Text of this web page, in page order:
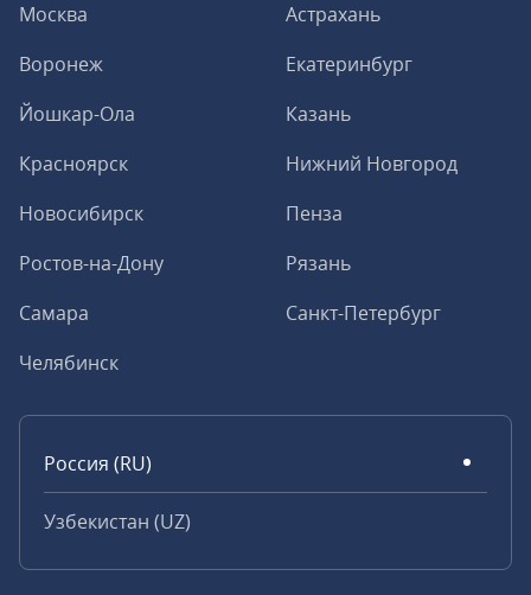
Москва
Астрахань
Воронеж
Екатеринбург
Йошкар-Ола
Казань
Красноярск
Нижний Новгород
Новосибирск
Пенза
Ростов-на-Дону
Рязань
Самара
Санкт-Петербург
Челябинск
Россия (RU)
Узбекистан (UZ)